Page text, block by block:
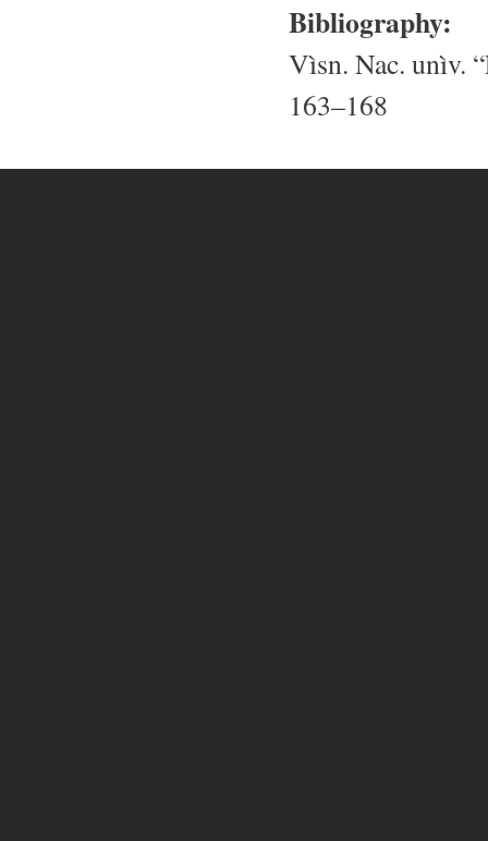
Bibliography:
Vìsn. Nac. unìv.
163–168